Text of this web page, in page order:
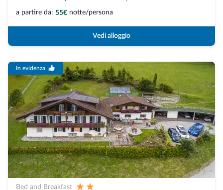
a partire da: 55€ notte/persona
Vedi alloggio
In evidenza
Bed and Breakfast